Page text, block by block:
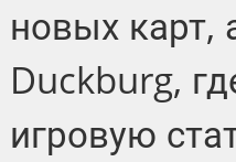
новых карт,
Duckburg,
игровую